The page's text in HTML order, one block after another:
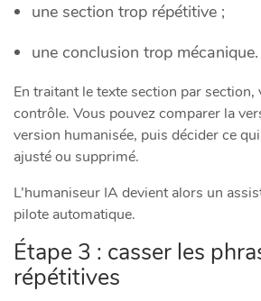
une section trop répétitive ;
une conclusion trop mécanique.
En traitant le texte section par section,
contrôle. Vous pouvez comparer la
version humanisée, puis décider ce
ajusté ou supprimé.
L’humaniseur IA devient alors un
pilote automatique.
Étape 3 : casser les
répétitives